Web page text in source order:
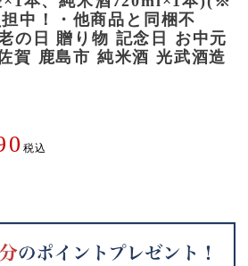
中！・他商品と同梱不
の日 贈り物 記念日 お中元
賀 鹿島市 純米酒 光武酒造
税込